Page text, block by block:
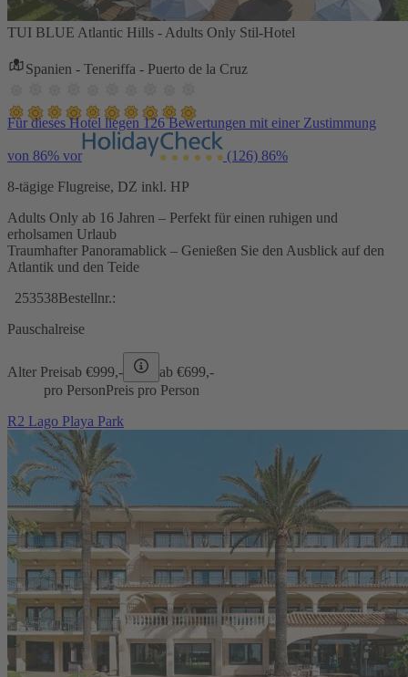
TUI BLUE Atlantic Hills - Adults Only Stil-Hotel
Spanien - Teneriffa - Puerto de la Cruz
Für dieses Hotel liegen 126 Bewertungen mit einer Zustimmung
von 86% vor (126) 86%
8-tägige Flugreise, DZ inkl. HP
Adults Only ab 16 Jahren – Perfekt für einen ruhigen und
erholsamen Urlaub
Traumhafter Panoramablick – Genießen Sie den Ausblick auf den
Atlantik und den Teide
253538Bestellnr.:
Pauschalreise
Alter Preisab €999,- ab €699,-
pro PersonPreis pro Person
R2 Lago Playa Park